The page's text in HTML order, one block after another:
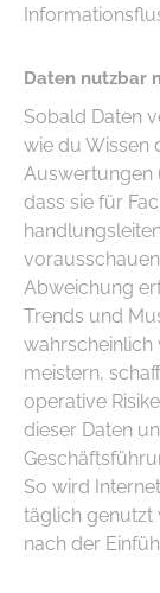
Daten nutzbar
Sobald Daten
wie du Wissen
Auswertungen
dass sie für
Abweichung
Trends und
wahrscheinlich
meistern,
operative
dieser Daten
So wird
täglich genutzt
nach der